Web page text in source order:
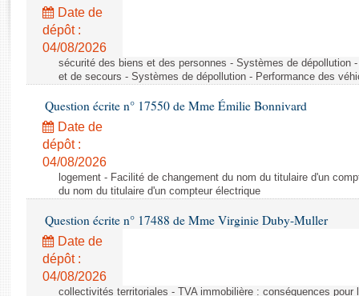
Rapports législatifs
Rapports sur l'application des lois
Baromètre de l’application des lois
Dossiers législatifs
Budget et sécurité sociale
Questions écrites et orales
Comptes rendus des débats
Date de
dépôt :
04/08/2026
sécurité des biens et des personnes - Systèmes de dépollution
et de secours - Systèmes de dépollution - Performance des
Question écrite n° 17550 de Mme Émilie Bonnivard
Date de
dépôt :
04/08/2026
logement - Facilité de changement du nom du titulaire d'un
du nom du titulaire d'un compteur électrique
Question écrite n° 17488 de Mme Virginie Duby-Muller
Date de
dépôt :
04/08/2026
collectivités territoriales - TVA immobilière : conséquences